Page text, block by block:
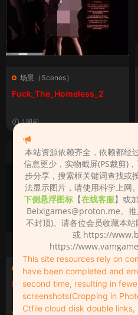
场景（Scenes）
Fuck_The_Homeless_2
1周前
场景（Scenes）
Nightblaster_1_35_FULL!
1周前
本站资源依赖齐全，依赖都经
信息更少，实物截屏(PS裁剪)
步分享，搜索框关键词查找或
法显示图片，请使用科学上网
下侧悬浮图标 【在线客服】或
Beixigames@proton.me。
不封顶)。请各位会员收藏本
或 https://
https://
This site resources rely on
have been completed and
second time, resulting in
screenshots(Cropping in
Ctfile cloud disk double